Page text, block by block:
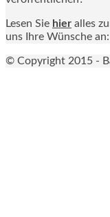
Lesen Sie hier alles
uns Ihre Wünsche an:
© Copyright 2015 -